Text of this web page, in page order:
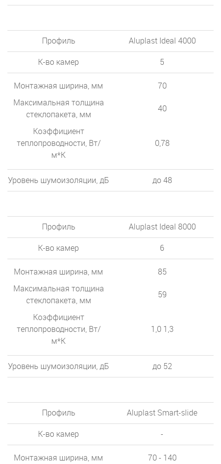
Профиль
Aluplast Ideal 4000
К-во камер
5
Монтажная ширина, мм
70
Максимальная толщина
стеклопакета, мм
40
Коэффициент
теплопроводности, Вт/
м*К
0,78
Уровень шумоизоляции, дБ до 48
Профиль
Aluplast Ideal 8000
К-во камер
6
Монтажная ширина, мм
85
Максимальная толщина
стеклопакета, мм
59
Коэффициент
теплопроводности, Вт/
м*К
1,0 1,3
Уровень шумоизоляции, дБ до 52
Профиль
Aluplast Smart-slide
К-во камер
-
Монтажная ширина, мм
70 - 140